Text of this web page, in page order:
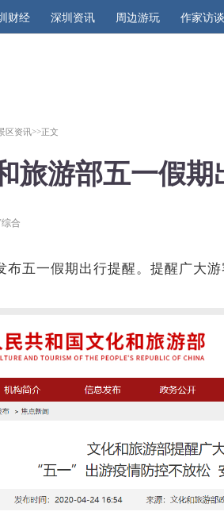
财经 深圳资讯 周边游玩 作家访谈
区资讯>>正文
旅游部五一假期
合
五一假期出行提醒。 提醒广大